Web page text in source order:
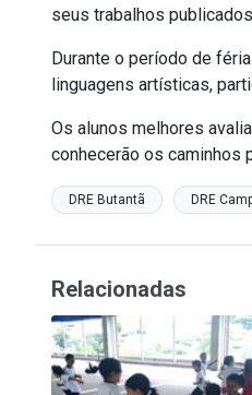
seus trabalhos
Durante o período de
linguagens artísticas,
Os alunos melhores
conhecerão os caminhos
DRE Butantã DRE
Relacionadas